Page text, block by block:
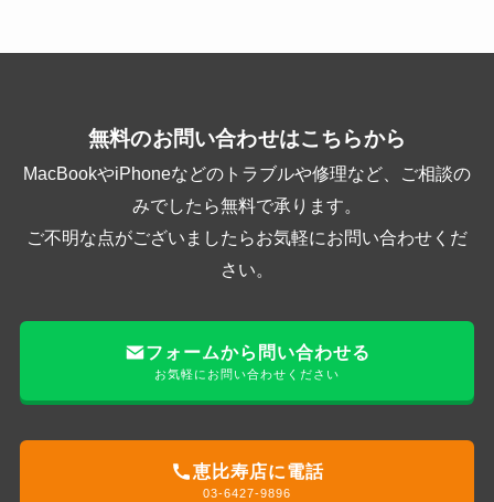
無料のお問い合わせはこちらから
MacBookやiPhoneなどのトラブルや修理など、ご相談の
みでしたら無料で承ります。
ご不明な点がございましたらお気軽にお問い合わせくだ
さい。
フォームから問い合わせる
お気軽にお問い合わせください
恵比寿店に電話
03-6427-9896